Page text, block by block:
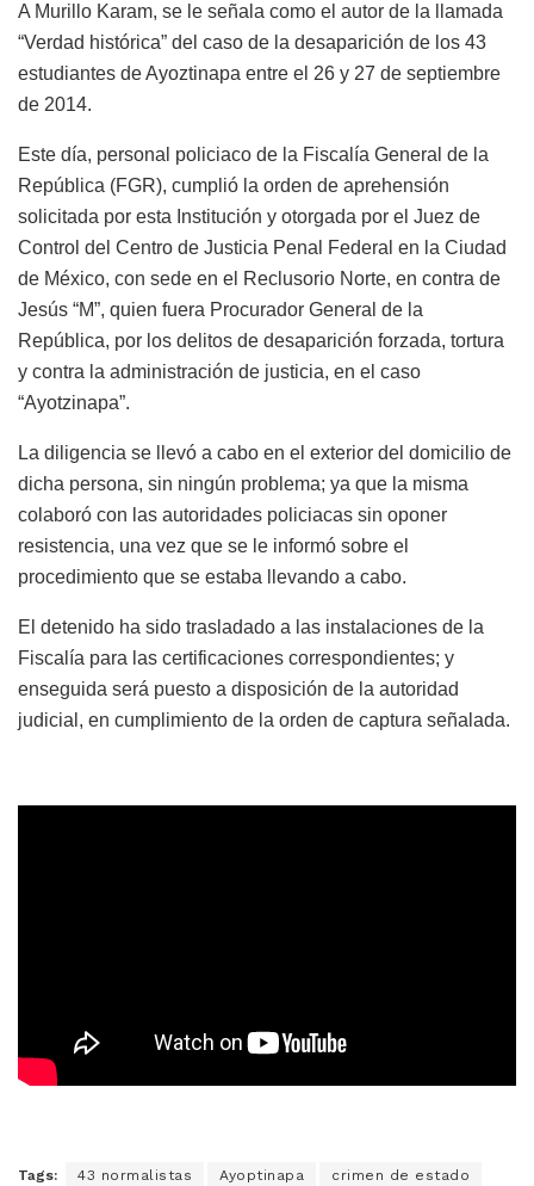
A Murillo Karam, se le señala como el autor de la llamada
“Verdad histórica” del caso de la desaparición de los 43
estudiantes de Ayoztinapa entre el 26 y 27 de septiembre
de 2014.
Este día, personal policiaco de la Fiscalía General de la
República (FGR), cumplió la orden de aprehensión
solicitada por esta Institución y otorgada por el Juez de
Control del Centro de Justicia Penal Federal en la Ciudad
de México, con sede en el Reclusorio Norte, en contra de
Jesús “M”, quien fuera Procurador General de la
República, por los delitos de desaparición forzada, tortura
y contra la administración de justicia, en el caso
“Ayotzinapa”.
La diligencia se llevó a cabo en el exterior del domicilio de
dicha persona, sin ningún problema; ya que la misma
colaboró con las autoridades policiacas sin oponer
resistencia, una vez que se le informó sobre el
procedimiento que se estaba llevando a cabo.
El detenido ha sido trasladado a las instalaciones de la
Fiscalía para las certificaciones correspondientes; y
enseguida será puesto a disposición de la autoridad
judicial, en cumplimiento de la orden de captura señalada.
Tags: 43 normalistas Ayoptinapa crimen de estado